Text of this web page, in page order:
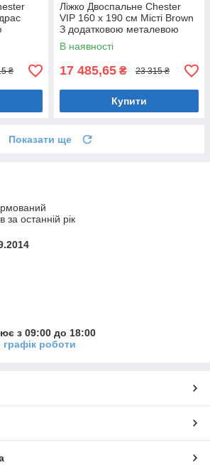
₴
Ліжко Двоспальне Chester
VIP 160 х 190 см Місті Brown
З додатковою металевою
цільнозварною рамою
Коричневий
В наявності
17 485,65 ₴ 23 315 ₴
Купити
Показати ще
за останній рік
з 09:00 до 18:00
роботи